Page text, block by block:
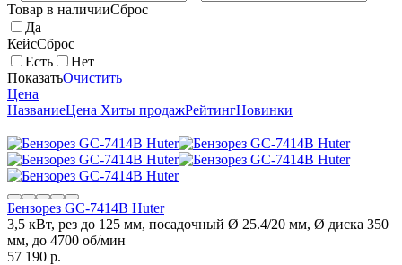
Товар в наличииСброс
Да
КейсСброс
Есть
Нет
ПоказатьОчистить
Цена
НазваниеЦена Хиты продажРейтингНовинки
Бензорез GC-7414B Huter
3,5 кВт, рез до 125 мм, посадочный Ø 25.4/20 мм, Ø диска 350
мм, до 4700 об/мин
57 190 p.